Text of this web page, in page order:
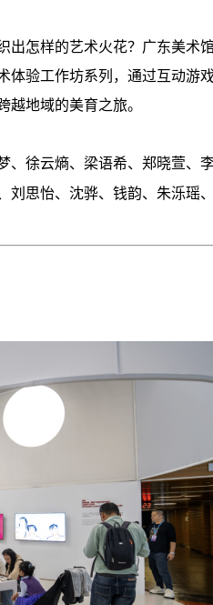
出怎样的艺术火花？广东美术
体验工作坊系列，通过互动游
地域的美育之旅。
、徐云熵、梁语希、郑晓萱、
刘思怡、沈骅、钱韵、朱泺瑶